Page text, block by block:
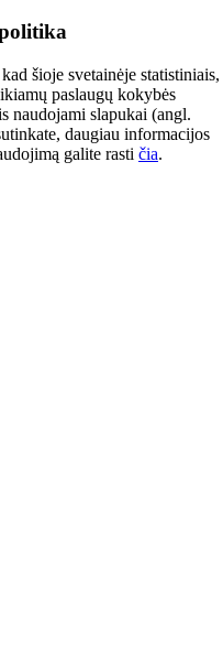
šioje svetainėje statistiniais,
paslaugų kokybės
naudojami slapukai (angl.
daugiau informacijos
galite rasti čia.